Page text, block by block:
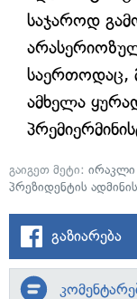
საჯაროდ
საერთოდაც,
ამხელა
გაიგეთ მეტი: ირაკლი
პრეზიდენტის
გაზიარება